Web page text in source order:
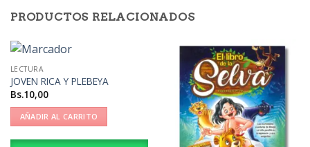
PRODUCTOS RELACIONADOS
LECTURA
JOVEN RICA Y PLEBEYA
Bs.10,00
AÑADIR AL CARRITO